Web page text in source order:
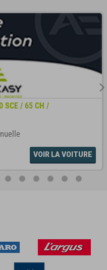
SCE / 65 CH /
VOIR LA VOITURE